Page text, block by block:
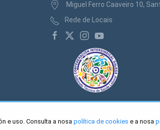
Miguel Ferro Caaveiro 10,
Rede de Locais
e uso. Consulta a nosa política de cookies e a nosa